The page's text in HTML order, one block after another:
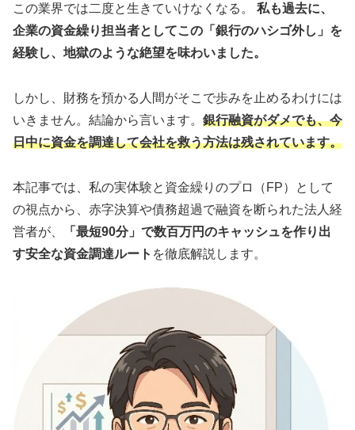
この業界では二度と生きていけなくなる。 私も過去に、
企業の資金繰り担当者としてこの「銀行のハシゴ外し」を
経験し、地獄のような絶望を味わいました。
しかし、財務を預かる人間がそこで歩みを止めるわけには
いきません。結論から言います。 銀行融資がダメでも、今
日中に資金を調達して会社を救う方法は残されています。
本記事では、私の実体験と資金繰りのプロ（FP）として
の視点から、赤字決算や債務超過で融資を断られた法人経
営者が、
「最短90分」で数百万円のキャッシュを作り出
す安全な資金調達ルート を徹底解説します。